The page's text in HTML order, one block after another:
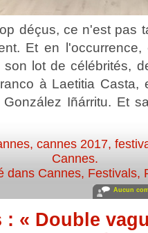
déçus, ce n'est pas
Et en
son lot de célébrités,
à Laetitia Casta,
Iñárritu. Et
, cannes 2017,
Cannes.
dans Cannes, Festivals,
Aucun
: « Double